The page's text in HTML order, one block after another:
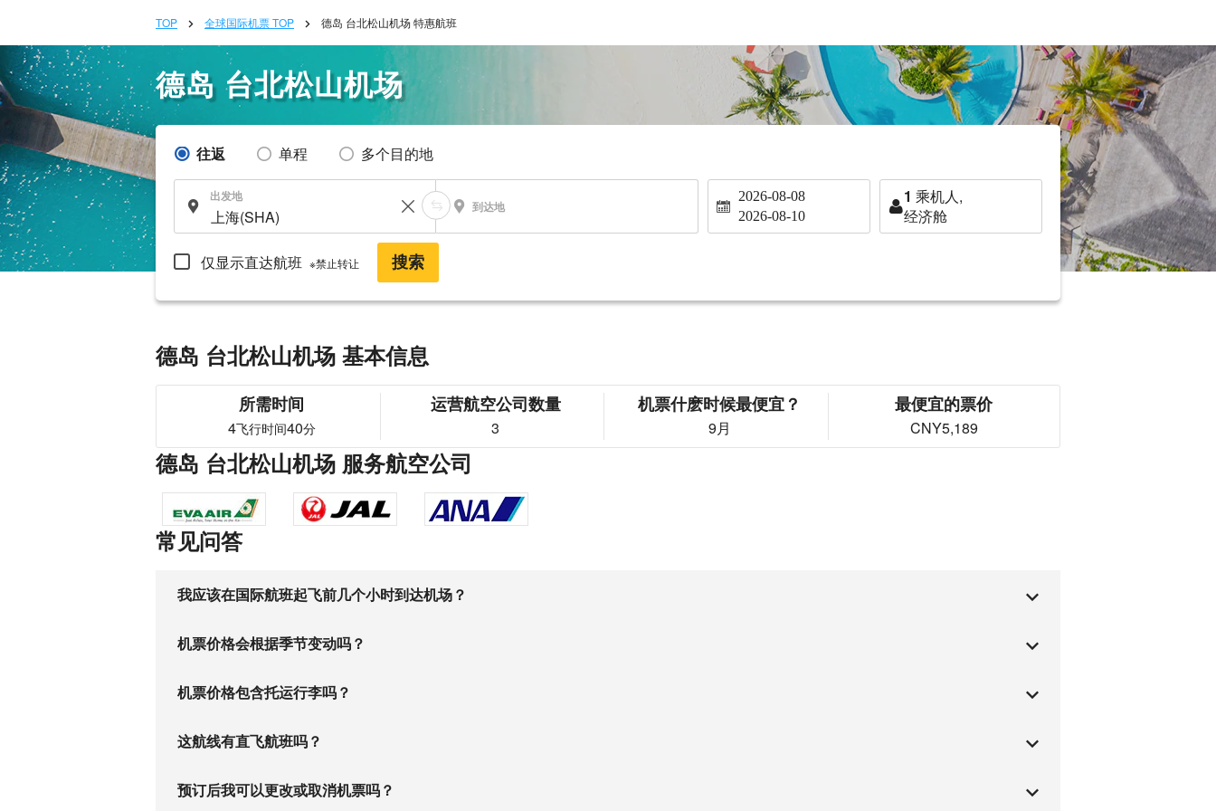
TOP 全球国际机票 TOP 德岛 台北松山机场 特惠航班
德岛 台北松山机场
往返 单程 多个目的地
出发地
到达地
2026-08-08
2026-08-10
1 乘机人,
经济舱
仅显示直达航班 ※禁止转让 搜索
德岛 台北松山机场 基本信息
所需时间
4飞行时间40分
运营航空公司数量
3
机票什麽时候最便宜？
9月
最便宜的票价
CNY5,189
德岛 台北松山机场 服务航空公司
常见问答
我应该在国际航班起飞前几个小时到达机场？
机票价格会根据季节变动吗？
机票价格包含托运行李吗？
这航线有直飞航班吗？
预订后我可以更改或取消机票吗？